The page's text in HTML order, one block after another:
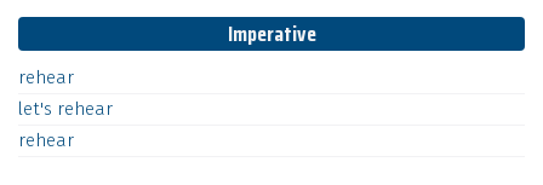
Imperative
rehear
let's rehear
rehear